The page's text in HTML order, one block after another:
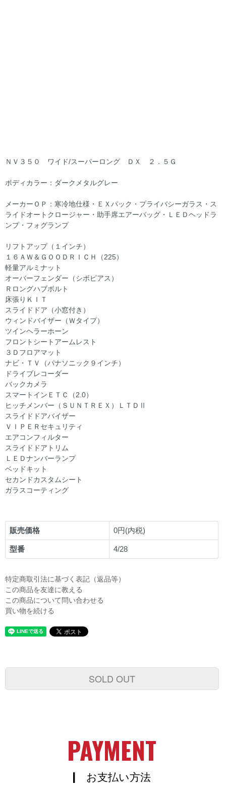
ＮＶ３５０ ワイド/スーパーロング ＤＸ ２．５Ｇ
ボディカラー：ダークメタルグレー
メーカーＯＰ：寒冷地仕様・ＥＸパック・プライバシーガラス・ス
ライドオートクロージャー・助手席エアーバッグ・ＬＥＤヘッドラ
ンプ・フォグランプ
リフトアップ（１インチ）
１６ＡＷ＆ＧＯＯＤＲＩＣＨ（225）
軽量アルミナット
オーバーフェンダー（シボピアス）
Ｒロングハブボルト
床張りＫＩＴ
スライドドア（小窓付き）
ウィンドバイザー（Ｗタイプ）
ツインヘラーホーン
フロントシートアームレスト
３Ｄフロアマット
ナビ・ＴＶ（パナソニック９インチ）
ドライブレコーダー
バックカメラ
スマートインＥＴＣ（2.0）
ヒッチメンバー（ＳＵＮＴＲＥＸ）ＬＴＤⅡ
スライドドアバイザー
ＶＩＰＥＲセキュリティ
エアコンフィルター
スライドドアトリム
ＬＥＤナンバーランプ
ベッドキット
セカンドカスタムシート
ガラスコーティング
販売価格 0円(内税)
型番 4/28
特定商取引法に基づく表記（返品等）
この商品を友達に教える
この商品について問い合わせる
買い物を続ける
SOLD OUT
PAYMENT
| お支払い方法